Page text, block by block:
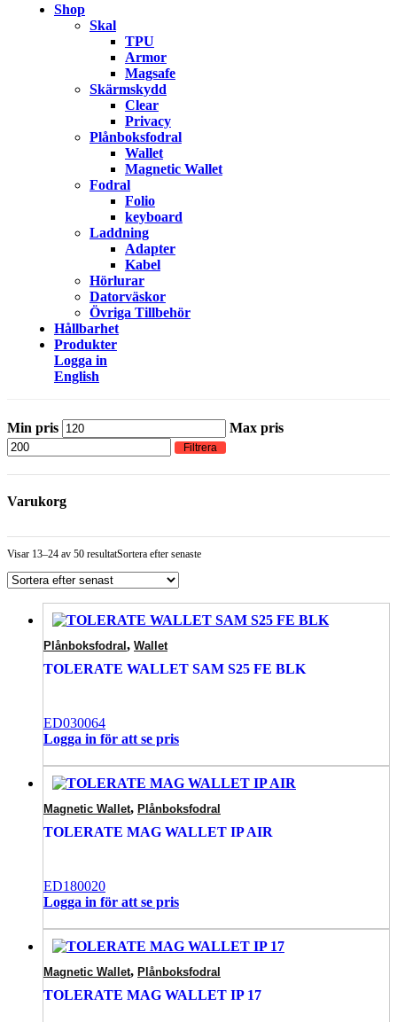
Shop
Skal
TPU
Armor
Magsafe
Skärmskydd
Clear
Privacy
Plånboksfodral
Wallet
Magnetic Wallet
Fodral
Folio
keyboard
Laddning
Adapter
Kabel
Hörlurar
Datorväskor
Övriga Tillbehör
Hållbarhet
Produkter
Logga in
English
Min pris Max pris
Filtrera
Varukorg
Visar 13–24 av 50 resultatSortera efter senaste
Plånboksfodral , Wallet
TOLERATE WALLET SAM S25 FE BLK
ED030064
Logga in för att se pris
Magnetic Wallet, Plånboksfodral
TOLERATE MAG WALLET IP AIR
ED180020
Logga in för att se pris
Magnetic Wallet, Plånboksfodral
TOLERATE MAG WALLET IP 17